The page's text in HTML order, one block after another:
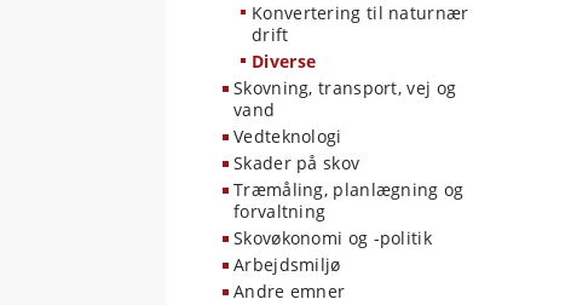
Konvertering til naturnær
drift
Diverse
Skovning, transport, vej og
vand
Vedteknologi
Skader på skov
Træmåling, planlægning og
forvaltning
Skovøkonomi og -politik
Arbejdsmiljø
Andre emner